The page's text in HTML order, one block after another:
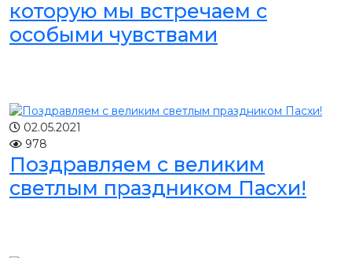
которую мы встречаем с
особыми чувствами
02.05.2021
978
Поздравляем с великим
светлым праздником Пасхи!